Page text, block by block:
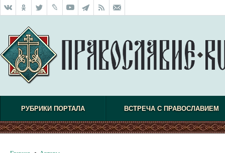
РУБРИКИ ПОРТАЛА ВСТРЕЧА С ПРАВОСЛАВИЕМ